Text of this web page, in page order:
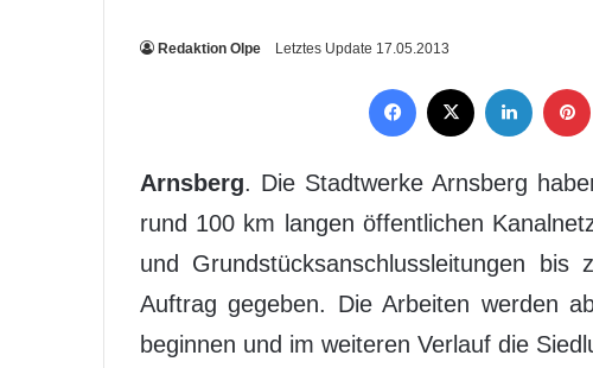
Redaktion Olpe Letztes Update 17.05.2013
Arnsberg. Die Stadtwerke Arnsberg
rund 100 km langen öffentlichen
und Grundstücksanschlussleitungen
Auftrag gegeben. Die Arbeiten werden
beginnen und im weiteren Verlauf die